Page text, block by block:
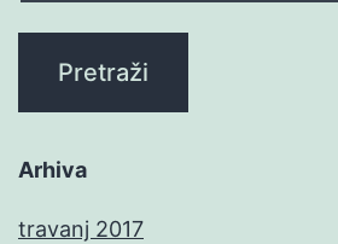
Arhiva
travanj 2017